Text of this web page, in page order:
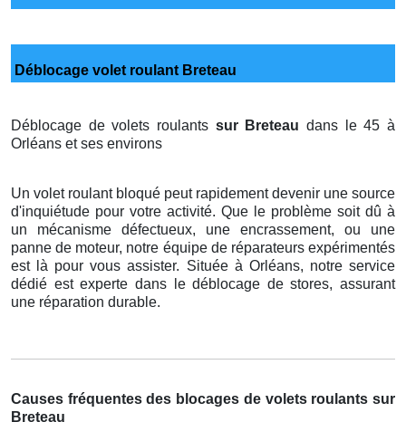
Déblocage volet roulant Breteau
Déblocage de volets roulants sur Breteaudans le 45 à
Orléans et ses environs
Un volet roulant bloqué peut rapidement devenir une source
d'inquiétude pour votre activité. Que le problème soit dû à
un mécanisme défectueux, une encrassement, ou une
panne de moteur, notre équipe de réparateurs expérimentés
est là pour vous assister. Située à Orléans, notre service
dédié est experte dans le déblocage de stores, assurant
une réparation durable.
Causes fréquentes des blocages de volets roulants sur
Breteau